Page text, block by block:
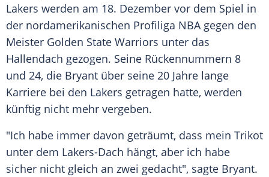
Lakers werden am 18. Dezember vor dem Spiel in
der nordamerikanischen Profiliga NBAgegen den
Meister Golden State Warriors unter das
Hallendach gezogen. Seine Rückennummern 8
und 24, die Bryant über seine 20 Jahre lange
Karriere bei den Lakers getragen hatte, werden
künftig nicht mehr vergeben.
"Ich habe immer davon geträumt, dass mein Trikot
unter dem Lakers-Dach hängt, aber ich habe
sicher nicht gleich an zwei gedacht", sagte Bryant.